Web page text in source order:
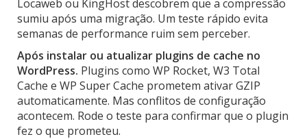
Locaweb ou KingHost descobrem que a compressão
sumiu após uma migração. Um teste rápido evita
semanas de performance ruim sem perceber.
Após instalar ou atualizar plugins de cache no
WordPress. Plugins como WP Rocket, W3 Total
Cache e WP Super Cache prometem ativar GZIP
automaticamente. Mas conflitos de configuração
acontecem. Rode o teste para confirmar que o plugin
fez o que prometeu.